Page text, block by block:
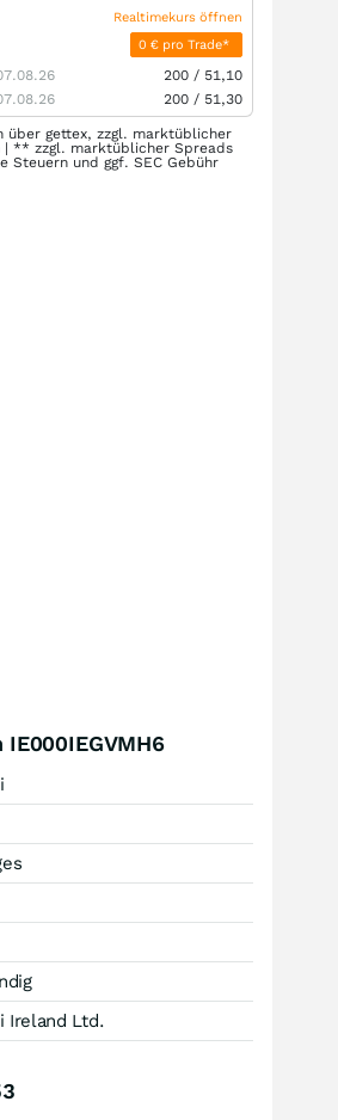
Realtimekurs öffnen
0 € pro Trade*
200 / 51,10
200 / 51,30
über gettex, zzgl. marktüblicher
| ** zzgl. marktüblicher Spreads
Steuern und ggf. SEC Gebühr
Ireland Ltd.